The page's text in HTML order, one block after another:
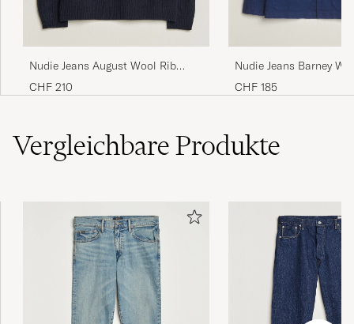
Nudie Jeans August Wool Rib
Knitted Sweater Navy
CHF 210
Nudie Jeans Barney
Overshirt Mid Blue
CHF 185
VergleichbareProdukte